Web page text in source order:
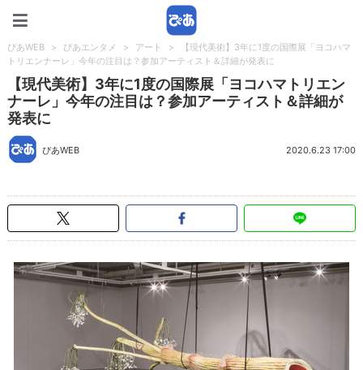
ぴあWEB > ぴあエンタメ > アート >
【現代美術】3年に1度の国際展「ヨコハマ
トリエンナーレ」今年の注目は？参加アーティスト＆詳細が発表に
【現代美術】3年に1度の国際展「ヨコハマトリエン
ナーレ」今年の注目は？参加アーティスト＆詳細が
発表に
ぴあWEB 2020.6.23 17:00